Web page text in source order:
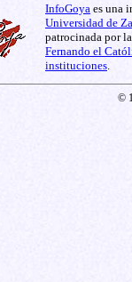
InfoGoya es una
Universidad de
patrocinada por
Fernando el
instituciones
©